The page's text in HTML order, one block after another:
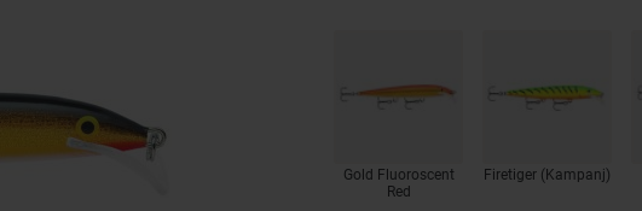
Gold Fluoroscent
Red
Firetiger (Kampanj)